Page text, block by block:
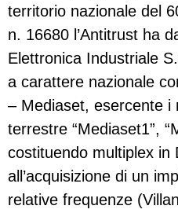
territorio nazionale del
n. 16680 l’Antitrust ha
Elettronica Industriale
a carattere nazionale
– Mediaset, esercente i
terrestre “Mediaset1”,
costituendo multiplex in
all’acquisizione di un
relative frequenze